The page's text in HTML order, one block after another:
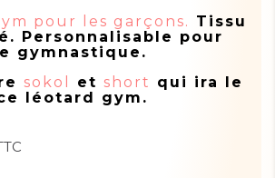
pour les garçons. Tissu
Personnalisable pour
gymnastique.
sokol et short qui ira le
léotard gym.